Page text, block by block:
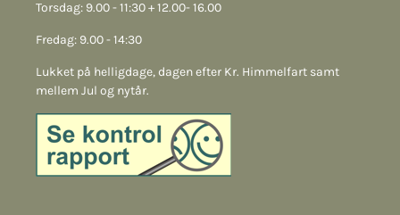
Torsdag: 9.00 - 11:30 + 12.00- 16.00
Fredag: 9.00 - 14:30
Lukket på helligdage, dagen efter Kr. Himmelfart samt
mellem Jul og nytår.